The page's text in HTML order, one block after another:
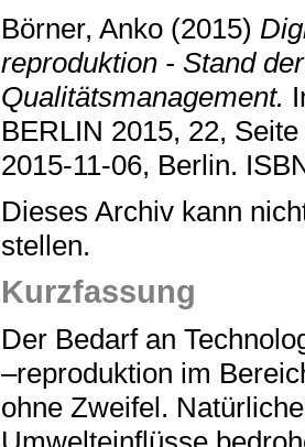
Börner, Anko (2015)
reproduktion - Stand
Qualitätsmanagement.
BERLIN 2015, 22,
2015-11-06, Berlin.
Dieses Archiv kann
stellen.
Kurzfassung
Der Bedarf an
–reproduktion im
ohne Zweifel.